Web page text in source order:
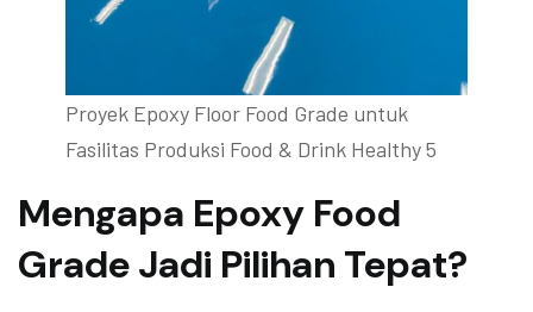
Proyek Epoxy Floor Food Grade untuk
Fasilitas Produksi Food & Drink Healthy 5
Mengapa Epoxy Food
Grade Jadi Pilihan Tepat?